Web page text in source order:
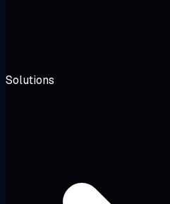
Solutions